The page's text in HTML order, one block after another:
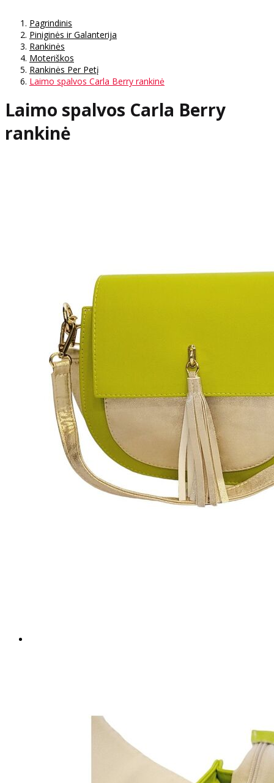
Pagrindinis
Piniginės ir Galanterija
Rankinės
Moteriškos
Rankinės Per Petį
Laimo spalvos Carla Berry rankinė
Laimo spalvos Carla Berry
rankinė